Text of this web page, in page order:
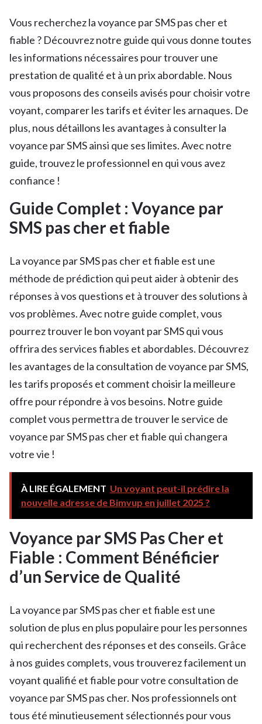
Vous recherchez la voyance par SMS pas cher et
fiable ? Découvrez notre guide qui vous donne toutes
les informations nécessaires pour trouver une
prestation de qualité et à un prix abordable. Nous
vous proposons des conseils avisés pour choisir votre
voyant, comparer les tarifs et éviter les arnaques. De
plus, nous détaillons les avantages à consulter la
voyance par SMS ainsi que ses limites. Avec notre
guide, trouvez le professionnel en qui vous avez
confiance !
Guide Complet : Voyance par
SMS pas cher et fiable
La voyance par SMS pas cher et fiable est une
méthode de prédiction qui peut aider à obtenir des
réponses à vos questions et à trouver des solutions à
vos problèmes. Avec notre guide complet, vous
pourrez trouver le bon voyant par SMS qui vous
offrira des services fiables et abordables. Découvrez
les avantages de la consultation de voyance par SMS,
les tarifs proposés et comment choisir la meilleure
offre pour répondre à vos besoins. Notre guide
complet vous permettra de trouver le service de
voyance par SMS pas cher et fiable qui changera
votre vie !
À LIRE ÉGALEMENT Un voyant peut-il prédire la
nouvelle adresse de Bimvup en juillet 2025 ?
Voyance par SMS Pas Cher et
Fiable : Comment Bénéficier
d’un Service de Qualité
La voyance par SMS pas cher et fiable est une
solution de plus en plus populaire pour les personnes
qui recherchent des réponses et des conseils. Grâce
à nos guides complets, vous trouverez facilement un
voyant qualifié et fiable pour votre consultation de
voyance par SMS pas cher. Nos professionnels ont
tous été minutieusement sélectionnés pour vous